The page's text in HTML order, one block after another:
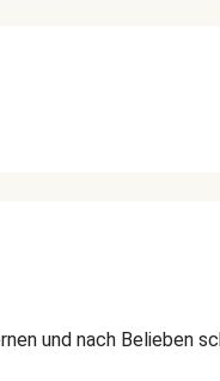
und nach Belieben